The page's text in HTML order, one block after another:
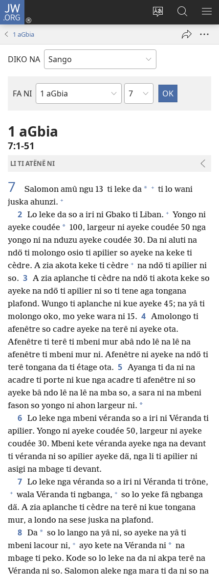
JW.ORG
Changé
na
ndö
connecté
fini
Gingo
aye
na
FA
1 aGbia
DIKO NA
FA NI
Mbeti
Bible
Chapitre
1 aGbia
7:1-51
LI TI ATËNË NI
7 Salomon amû ngu 13 ti leke da * + ti lo wani
juska ahunzi. +
2 Lo leke da so a iri ni Gbako ti Liban. + Yongo ni
ayeke coudée * 100, largeur ni ayeke coudée 50 nga
yongo ni na nduzu ayeke coudée 30. Da ni aluti na
ndö ti molongo osio ti apilier so ayeke na keke ti
cèdre. A zia akota keke ti cèdre + na ndö ti apilier ni
so. 3 A zia aplanche ti cèdre na ndö ti akota keke so
ayeke na ndö ti apilier ni so ti tene aga tongana
plafond. Wungo ti aplanche ni kue ayeke 45; na yâ ti
molongo oko, mo yeke wara ni 15. 4 Amolongo ti
afenêtre so cadre ayeke na terê ni ayeke ota.
Afenêtre ti terê ti mbeni mur abâ ndo lê na lê na
afenêtre ti mbeni mur ni. Afenêtre ni ayeke na ndö ti
terê tongana da ti étage ota. 5 Ayanga ti da ni na
acadre ti porte ni kue nga acadre ti afenêtre ni so
ayeke bâ ndo lê na lê na mba so, a sara ni na mbeni
fason so yongo ni ahon largeur ni. *
6 Lo leke nga mbeni véranda so a iri ni Véranda ti
apilier. Yongo ni ayeke coudée 50, largeur ni ayeke
coudée 30. Mbeni kete véranda ayeke nga na devant
ti véranda ni so apilier ayeke dä, nga li ti apilier ni
asigi na mbage ti devant.
7 Lo leke nga véranda so a iri ni Véranda ti trône,
+ wala Véranda ti ngbanga, + so lo yeke fâ ngbanga
dä. A zia aplanche ti cèdre na terê ni kue tongana
mur, a londo na sese juska na plafond.
8 Da * so lo lango na yâ ni, so ayeke na yâ ti
mbeni lacour ni, + ayo kete na Véranda ni * na
mbage ti peko. Kode so lo leke na da ni akpa terê na
Véranda ni so. Salomon aleke nga mara ti da ni so na